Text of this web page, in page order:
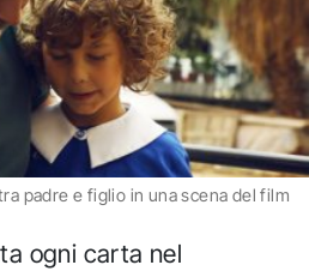
padre e figlio in una scena del film
ogni carta nel